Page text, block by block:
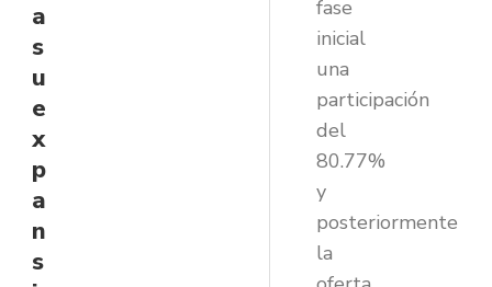
a
s
u
e
x
p
a
n
s
fase
inicial
una
participación
del
80.77%
y
posteriormente
la